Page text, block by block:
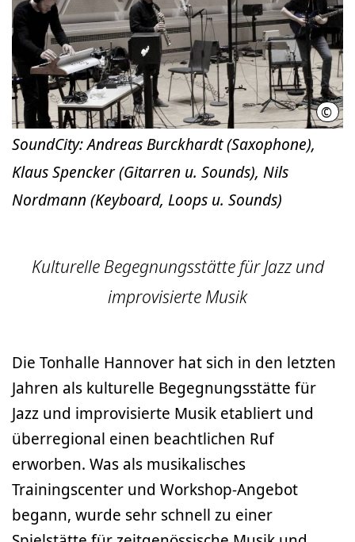
©
SoundCity: Andreas Burckhardt (Saxophone),
Klaus Spencker (Gitarren u. Sounds), Nils
Nordmann (Keyboard, Loops u. Sounds)
Kulturelle Begegnungsstätte für Jazz und
improvisierte Musik
Die Tonhalle Hannover hat sich in den letzten
Jahren als kulturelle Begegnungsstätte für
Jazz und improvisierte Musik etabliert und
überregional einen beachtlichen Ruf
erworben. Was als musikalisches
Trainingscenter und Workshop-Angebot
begann, wurde sehr schnell zu einer